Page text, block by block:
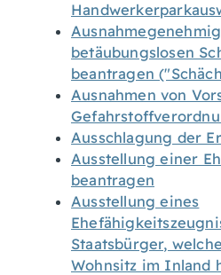
betäubungslosen
beantragen
Ausnahmen von
Ausschlagung der
Ausstellung einer
beantragen
Ausstellung eines
Staatsbürger,
Wohnsitz im Inland